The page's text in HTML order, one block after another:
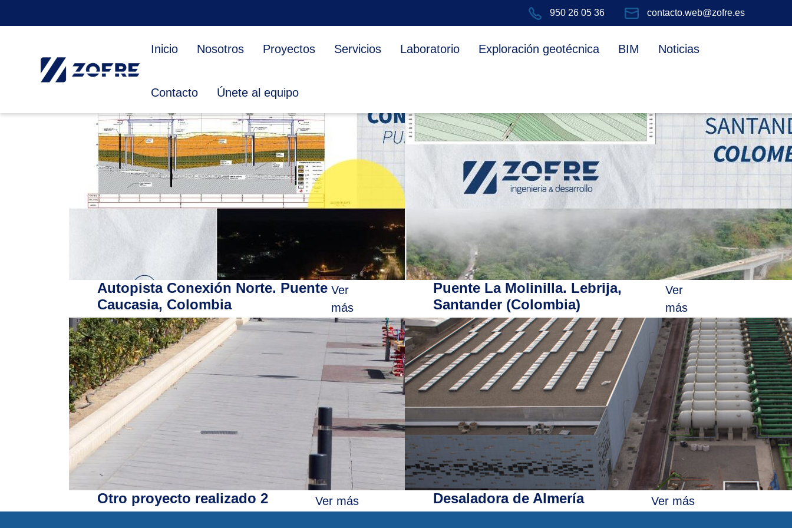
950 26 05 36 contacto.web@zofre.es
Inicio Nosotros Proyectos Servicios Laboratorio Exploración geotécnica BIM Noticias
Contacto Únete al equipo
ADJUDICACIONES CORPORATIVO DIRECCIÓN DE OBRA
FORMACIÓN
Autopista Conexión Norte. Puente
Caucasia, Colombia
Ver
más
Puente La Molinilla. Lebrija,
Santander (Colombia)
Ver
más
Otro proyecto realizado 2 Ver más Desaladora de Almería Ver más